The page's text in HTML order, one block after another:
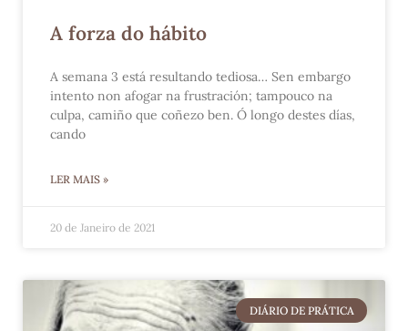
A forza do hábito
A semana 3 está resultando tediosa… Sen embargo
intento non afogar na frustración; tampouco na
culpa, camiño que coñezo ben. Ó longo destes días,
cando
LER MAIS »
20 de Janeiro de 2021
DIÁRIO DE PRÁTICA